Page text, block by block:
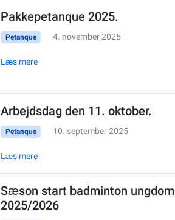
Pakkepetanque 2025.
Petanque 4. november 2025
Læs mere
Arbejdsdag den 11. oktober.
Petanque 10. september 2025
Læs mere
Sæson start badminton ungdom
2025/2026